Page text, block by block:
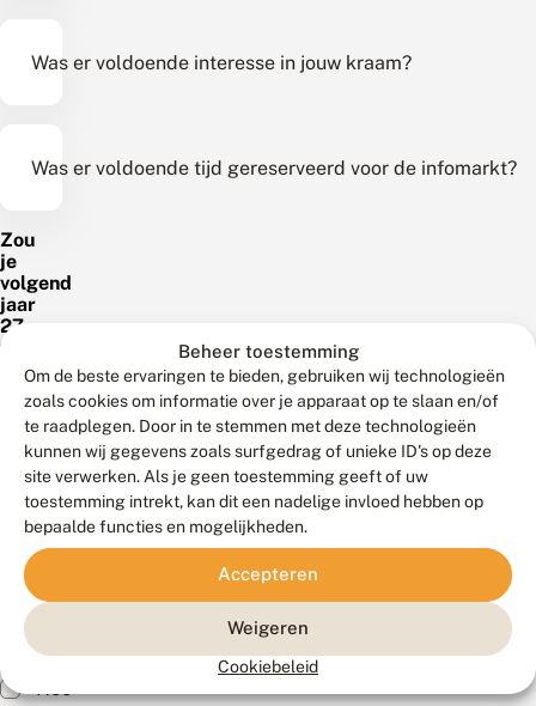
Beheer toestemming
Om de beste ervaringen te bieden, gebruiken wij technologieën
zoals cookies om informatie over je apparaat op te slaan en/of
te raadplegen. Door in te stemmen met deze technologieën
kunnen wij gegevens zoals surfgedrag of unieke ID's op deze
site verwerken. Als je geen toestemming geeft of uw
toestemming intrekt, kan dit een nadelige invloed hebben op
bepaalde functies en mogelijkheden.
Accepteren
Weigeren
Cookiebeleid
Was er voldoende interesse in jouw kraam?
Was er voldoende tijd gereserveerd voor de infomarkt?
Zou
je
volgend
jaar
27
februari
weer
een
kraampje
infomarkt
willen
staan?
(Vereist)
Ja
Misschien